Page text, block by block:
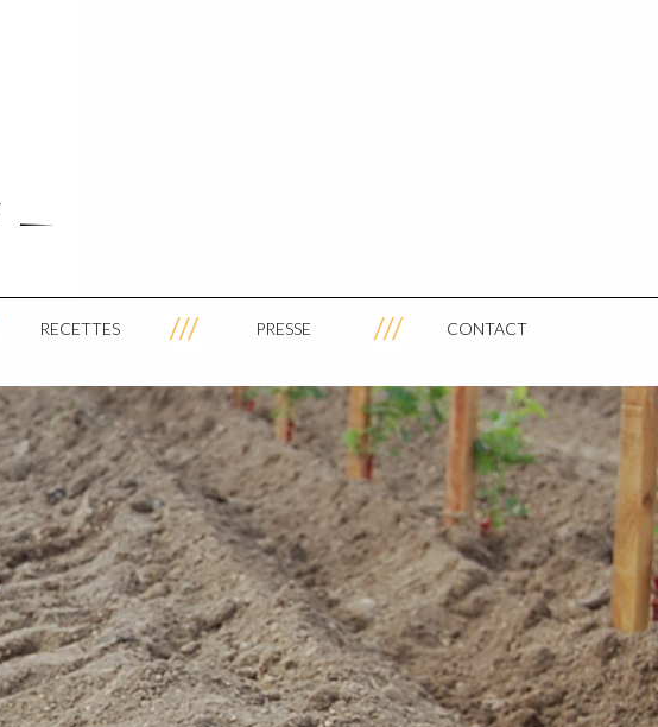
RECETTES PRESSE CONTACT